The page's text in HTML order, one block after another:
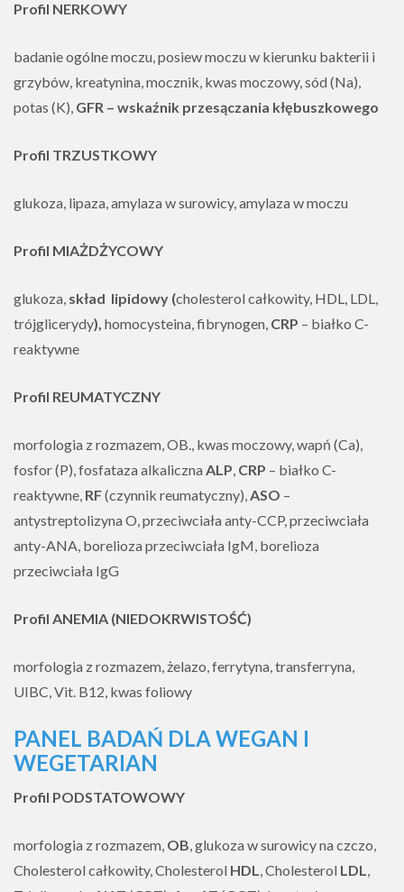
Profil NERKOWY
badanie ogólne moczu, posiew moczu w kierunku bakterii i
grzybów, kreatynina, mocznik, kwas moczowy, sód (Na),
potas (K), GFR – wskaźnik przesączania kłębuszkowego
Profil TRZUSTKOWY
glukoza, lipaza, amylaza w surowicy, amylaza w moczu
Profil MIAŻDŻYCOWY
glukoza, skład lipidowy (cholesterol całkowity, HDL, LDL,
trójglicerydy), homocysteina, fibrynogen, CRP – białko C-
reaktywne
Profil REUMATYCZNY
morfologia z rozmazem, OB., kwas moczowy, wapń (Ca),
fosfor (P), fosfataza alkaliczna ALP, CRP – białko C-
reaktywne, RF(czynnik reumatyczny),ASO –
antystreptolizyna O, przeciwciała anty-CCP, przeciwciała
anty-ANA, borelioza przeciwciała IgM, borelioza
przeciwciała IgG
Profil ANEMIA (NIEDOKRWISTOŚĆ)
morfologia z rozmazem, żelazo, ferrytyna, transferryna,
UIBC, Vit. B12, kwas foliowy
PANEL BADAŃ DLA WEGAN I
WEGETARIAN
Profil PODSTATOWOWY
morfologia z rozmazem, OB, glukoza w surowicy na czczo,
Cholesterol całkowity, Cholesterol HDL, Cholesterol LDL,